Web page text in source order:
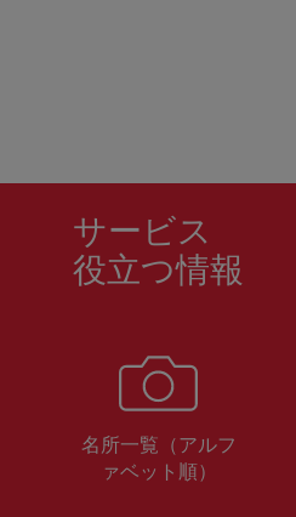
サービス
役立つ情報
名所一覧（アルフ
ァベット順）